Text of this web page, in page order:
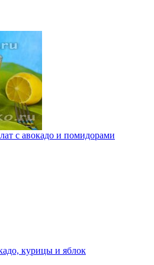
с авокадо и помидорами
курицы и яблок